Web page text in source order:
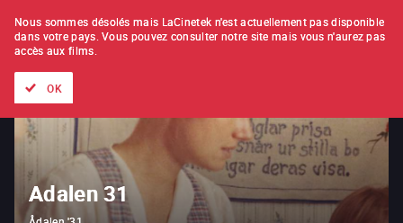
À L'UNITÉ ABONNEMENT
Adalen 31
Nous sommes désolés mais LaCinetek n'est actuellement pas disponible
dans votre pays. Vous pouvez consulter notre site mais vous n'aurez pas
accès aux films.
OK